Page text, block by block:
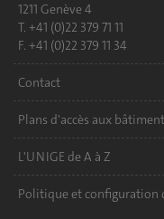
1211 Genève 4
T. +41 (0)22 379 71 11
F. +41 (0)22 379 11 34
Contact
Plans d'accès aux
L'UNIGE de A à Z
Politique et configuration